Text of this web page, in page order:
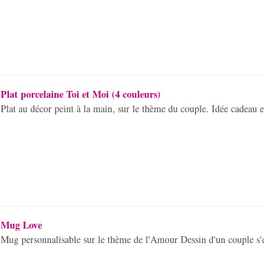
Plat porcelaine Toi et Moi (4 couleurs)
Plat au décor peint à la main, sur le thème du couple. Idée cadeau
Mug Love
Mug personnalisable sur le thème de l'Amour Dessin d'un couple